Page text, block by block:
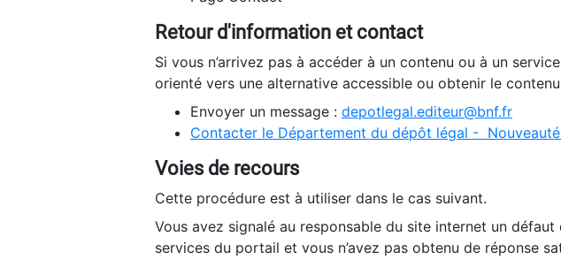
Retour d'information et contact
Si vous n’arrivez pas à accéder à un contenu ou à un
orienté vers une alternative accessible ou obtenir le
Envoyer un message : depotlegal.editeur@bnf.fr
Contacter le Département du dépôt légal -
Voies de recours
Cette procédure est à utiliser dans le cas suivant.
Vous avez signalé au responsable du site internet un
services du portail et vous n’avez pas obtenu de réponse